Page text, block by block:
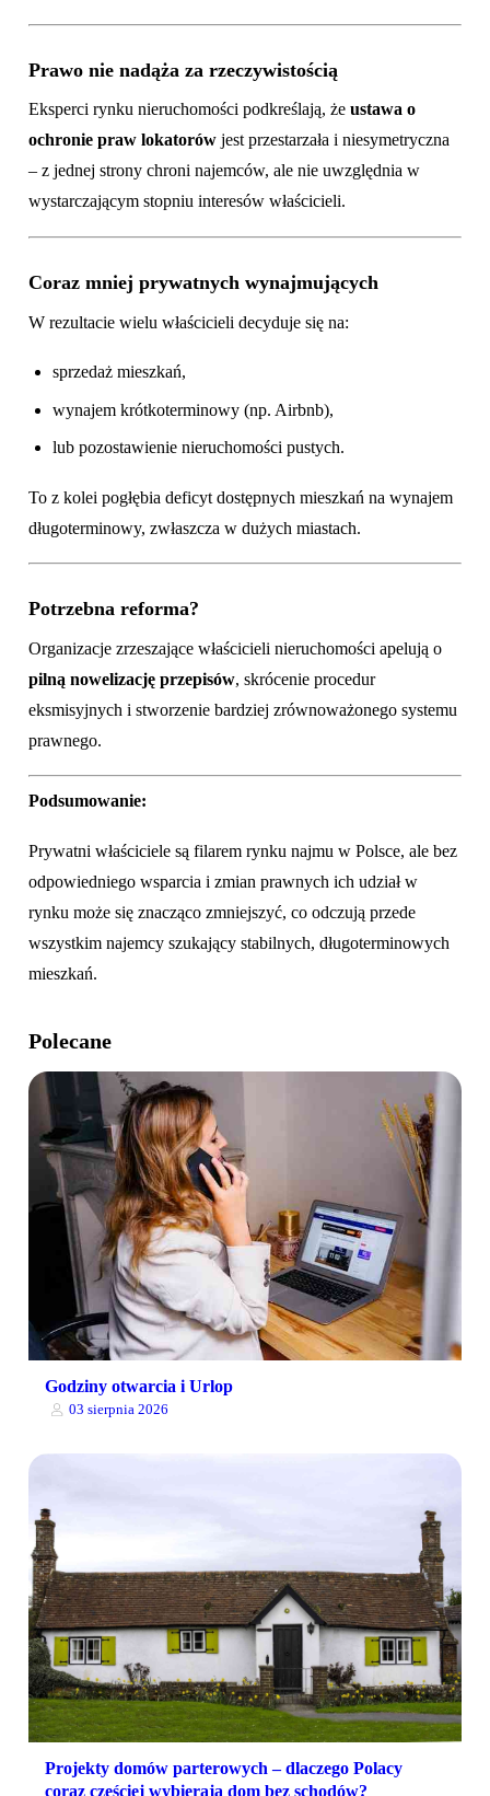
Prawo nie nadąża za rzeczywistością
Eksperci rynku nieruchomości podkreślają, że ustawa o
ochronie praw lokatorów jest przestarzała i niesymetryczna
– z jednej strony chroni najemców, ale nie uwzględnia w
wystarczającym stopniu interesów właścicieli.
Coraz mniej prywatnych wynajmujących
W rezultacie wielu właścicieli decyduje się na:
sprzedaż mieszkań,
wynajem krótkoterminowy (np. Airbnb),
lub pozostawienie nieruchomości pustych.
To z kolei pogłębia deficyt dostępnych mieszkań na wynajem
długoterminowy, zwłaszcza w dużych miastach.
Potrzebna reforma?
Organizacje zrzeszające właścicieli nieruchomości apelują o
pilną nowelizację przepisów, skrócenie procedur
eksmisyjnych i stworzenie bardziej zrównoważonego systemu
prawnego.
Podsumowanie:
Prywatni właściciele są filarem rynku najmu w Polsce, ale bez
odpowiedniego wsparcia i zmian prawnych ich udział w
rynku może się znacząco zmniejszyć, co odczują przede
wszystkim najemcy szukający stabilnych, długoterminowych
mieszkań.
Polecane
Godziny otwarcia i Urlop
03 sierpnia 2026
Projekty domów parterowych – dlaczego Polacy
coraz częściej wybierają dom bez schodów?